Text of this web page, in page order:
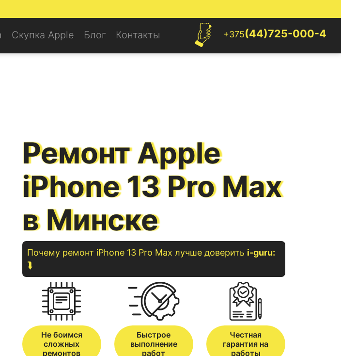
Скупка Apple Блог Контакты +375(44)725-000-4
Ремонт Apple
iPhone 13 Pro Max
в Минске
Почему ремонт iPhone 13 Pro Max лучше доверить i-guru:
⮯
Не боимся
сложных
ремонтов
Быстрое
выполнение
работ
Честная
гарантия на
работы